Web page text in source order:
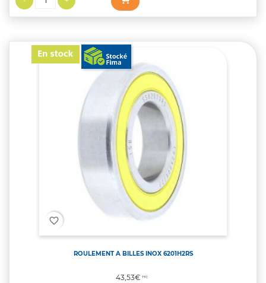
favorite_border
ROULEMENT A BILLES INOX 6201H2RS
Prix
43,53€TTC